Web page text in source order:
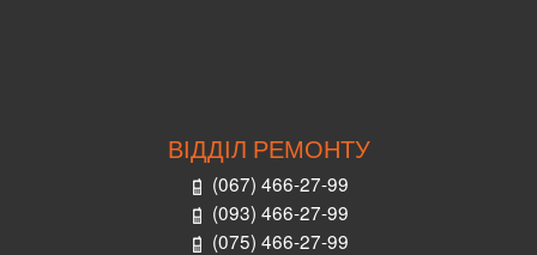
ВІДДІЛ РЕМОНТУ
(067) 466-27-99
(093) 466-27-99
(075) 466-27-99